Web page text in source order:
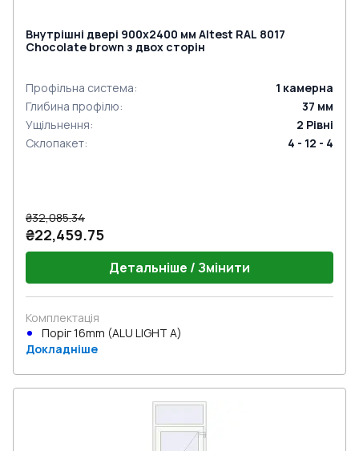
Внутрішні двері 900x2400 мм Altest RAL 8017
Chocolate brown з двох сторін
Профільна система: 1 камерна
Глибина профілю: 37 мм
Ущільнення: 2 Рівні
Склопакет: 4 - 12 - 4
₴32,085.34
₴22,459.75
Детальніше / Змінити
Комплектація
Поріг 16mm (ALU LIGHT A)
Докладніше